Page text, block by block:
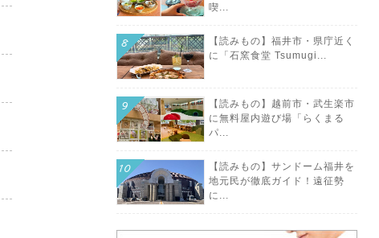
喫...
【読みもの】福井市・県庁近く
に「石窯食堂 Tsumugi...
【読みもの】越前市・武生楽市
に無料屋内遊び場「らくまる
パ...
【読みもの】サンドーム福井を
地元民が徹底ガイド！遠征勢
に...